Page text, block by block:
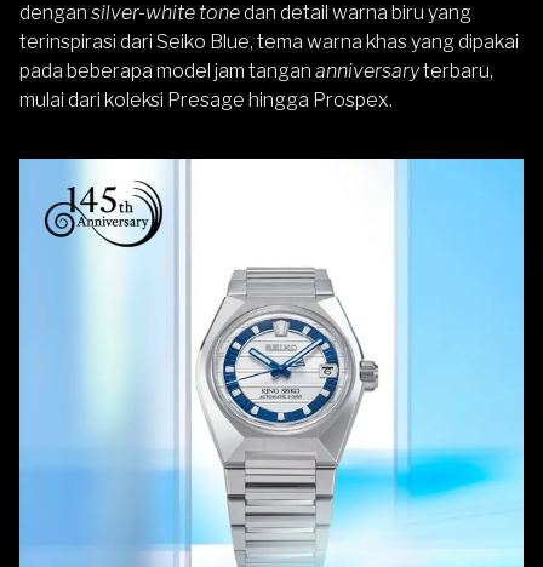
dengan silver-white tonedan detail warna biru yang
terinspirasi dari Seiko Blue, tema warna khas yang dipakai
pada beberapa model jam tangan anniversaryterbaru,
mulai dari koleksi Presage hingga Prospex.